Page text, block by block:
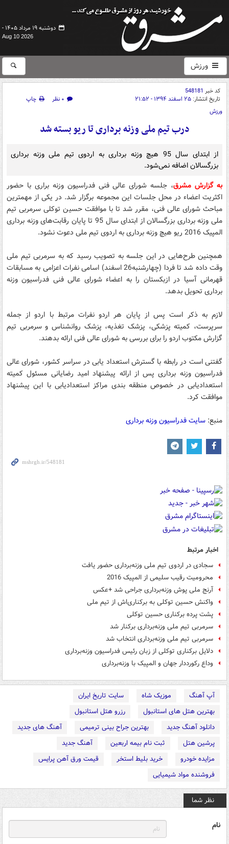
دوشنبه ۱۹ مرداد ۱۴۰۵ -
Aug 10 2026
ورزش
کد خبر 548181
تاریخ انتشار: ۲۵ اسفند ۱۳۹۴ - ۲۱:۵۲ ۰ نظر
چاپ
ورزش
درب تیم ملی وزنه برداری تا ریو بسته شد
از ابتدای سال 95 هیچ وزنه برداری به اردوی تیم ملی وزنه برداری
بزرگسالان اضافه نمی‌شود.
به گزارش مشرق، جلسه شورای عالی فنی فدراسیون وزنه براری با حضور
اکثریت اعضاء در محل جلسات این مجموعه برگزار شد. در یکی از مهمترین
مباحث شورای عالی فنی، مقرر شد تا با موافقت حسین توکلی سرمربی تیم
ملی وزنه برداری بزرگسالان از ابتدای سال 95 تا پایان رقابت‌های وزنه برداری
المپیک 2016 ریو هیچ وزنه برداری به اردوی تیم ملی دعوت نشود.
همچنین طرح‌هایی در این جلسه به تصویب رسید که به سرمربی تیم ملی
وقت داده شد تا فردا (چهارشنبه26 اسفند) اسامی نفرات اعزامی به مسابقات
قهرمانی آسیا در ازبکستان را به اعضاء شورای عالی فنی فدراسیون وزنه
برداری تحویل بدهد.
لازم به ذکر است پس از پایان هر اردو نفرات مرتبط با اردو از جمله
سرپرست، کمیته پزشکی، پزشک تغذیه، پزشک روانشناس و سرمربی تیم
گزارش مکتوب اردو را برای بررسی به شورای عالی فنی ارائه بدهند.
گفتنی است در رابطه با گسترش استعداد یابی در سراسر کشور، شورای عالی
فدراسیون وزنه برداری پس از ارائه پیشنهاد امید رضایانی مسئول کمیته
استعدادیابی در خصوص منطقه بندی مراکز استعدادیابی با این پیشنهاد
موافقت کرد.
منبع: سایت فدراسیون وزنه برداری
اخبار مرتبط
سجادی در اردوی تیم ملی وزنه‌برداری حضور یافت
محرومیت رقیب سلیمی از المپیک 2016
آرنج ملی پوش وزنه‌برداری جراحی شد +عکس
واکنش حسین توکلی به برکناری‌اش از تیم ملی
پشت پرده برکناری حسین توکلی
سرمربی تیم ملی وزنه‌برداری برکنار شد
سرمربی تیم ملی وزنه‌برداری انتخاب شد
دلایل برکناری توکلی از زبان رئیس فدراسیون وزنه‌برداری
وداع رکورددار جهان و المپیک با وزنه‌برداری
آپ آهنگ موزیک شاه
سایت تاریخ ایران
بهترین هتل های استانبول
رزرو هتل استانبول
دانلود آهنگ جدید
بهترین جراح بینی ترمیمی
آهنگ های جدید
پرشین هتل
ثبت نام بیمه اربعین
آهنگ جدید
مزایده خودرو
خرید بلیط استخر
قیمت ورق آهن پرایس
فروشنده مواد شیمیایی
نظر شما
نام